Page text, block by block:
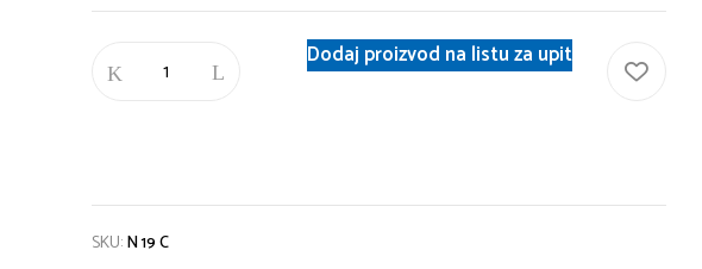
Dodaj proizvod na listu za upit
SKU:N 19 C